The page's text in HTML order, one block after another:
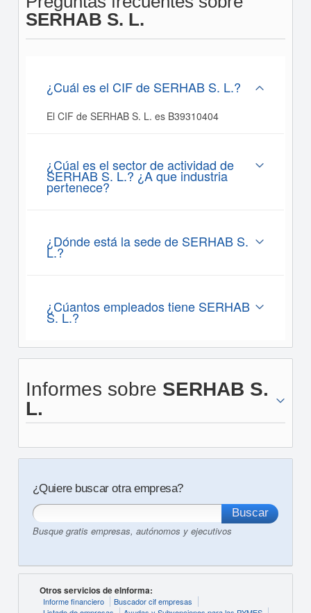
SERHAB S. L.
¿Cuál es el CIF de SERHAB S. L.?
El CIF de SERHAB S. L. es B39310404
¿Cúal es el sector de actividad de
SERHAB S. L.? ¿A que industria
pertenece?
¿Dónde está la sede de SERHAB S.
L.?
¿Cúantos empleados tiene SERHAB
S. L.?
Informes sobre SERHAB S.
L.
¿Quiere buscar otra empresa?
Busque gratis empresas, autónomos y ejecutivos
Otros servicios de eInforma:
Informe financiero
Buscador cif empresas